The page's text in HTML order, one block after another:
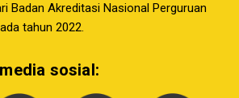
Badan Akreditasi Nasional Perguruan
tahun 2022.
sosial: